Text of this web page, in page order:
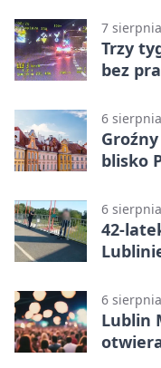
7
Trzy
bez
6
blisko
6
42-
6
Lublin